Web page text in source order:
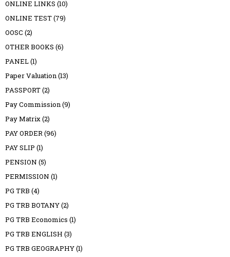
ONLINE LINKS (10)
ONLINE TEST(79)
OOSC (2)
OTHER BOOKS (6)
PANEL(1)
Paper Valuation (13)
PASSPORT(2)
Pay Commission (9)
Pay Matrix (2)
PAY ORDER (96)
PAY SLIP (1)
PENSION (5)
PERMISSION (1)
PG TRB (4)
PG TRB BOTANY(2)
PG TRB Economics (1)
PG TRB ENGLISH (3)
PG TRB GEOGRAPHY(1)